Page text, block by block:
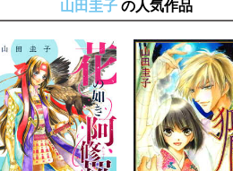
山田圭子 の人気作品